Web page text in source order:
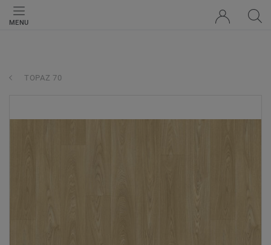
MENU
TOPAZ 70